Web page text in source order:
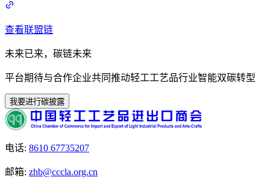
查看联盟链
未来已来，碳链未来
平台期待与合作企业共同推动轻工工艺品行业智能双碳转型
我要进行碳披露
电话: 8610 67735207
邮箱: zhb@cccla.org.cn